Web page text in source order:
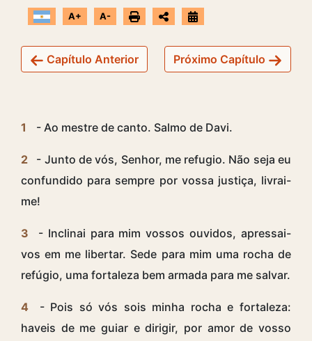
A+ A-
Capítulo Anterior Próximo Capítulo
1 - Ao mestre de canto. Salmo de Davi.
2
- Junto de vós, Senhor, me refugio. Não seja eu
confundido para sempre por vossa justiça, livrai-
me!
3
- Inclinai para mim vossos ouvidos, apressai-
vos em me libertar. Sede para mim uma rocha de
refúgio, uma fortaleza bem armada para me salvar.
4
- Pois só vós sois minha rocha e fortaleza:
haveis de me guiar e dirigir, por amor de vosso